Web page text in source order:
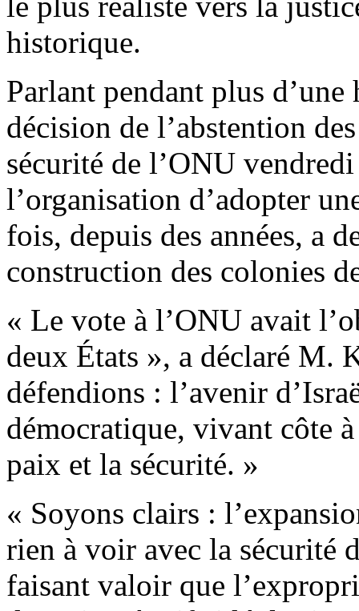
historique.
Parlant pendant plus
décision de l’abstention
sécurité de l’ONU
l’organisation d’adopter
fois, depuis des années, a
construction des colonies
« Le vote à l’ONU avait
deux États », a déclaré M.
défendions : l’avenir
démocratique, vivant côte
paix et la sécurité. »
« Soyons clairs :
rien à voir avec la sécurité
faisant valoir que